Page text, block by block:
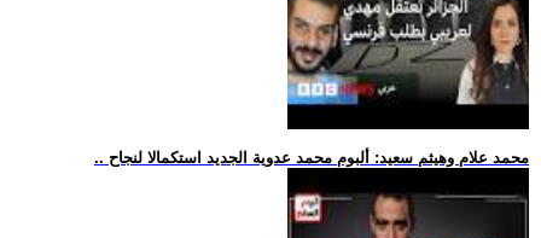
.. محمد علام وهيثم سعيد: ألبوم محمد عدوية الجديد استكمالا لنجاح